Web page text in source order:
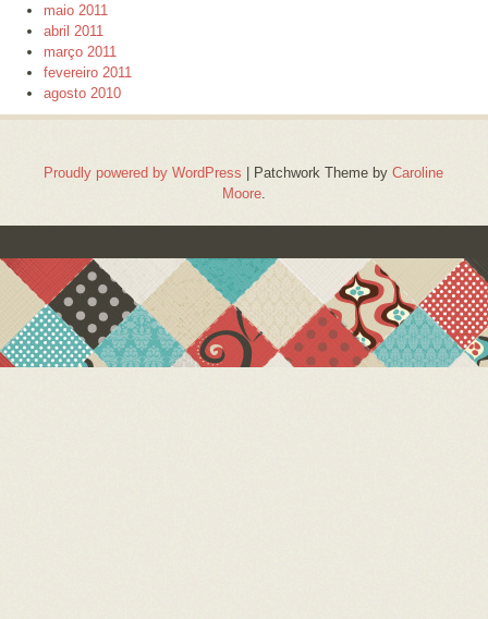
maio 2011
abril 2011
março 2011
fevereiro 2011
agosto 2010
Proudly powered by WordPress Patchwork Theme byCaroline
Moore